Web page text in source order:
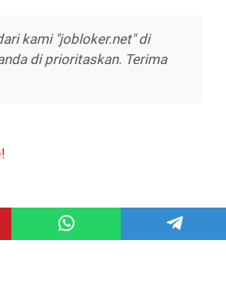
kami "jobloker.net" di
di prioritaskan. Terima